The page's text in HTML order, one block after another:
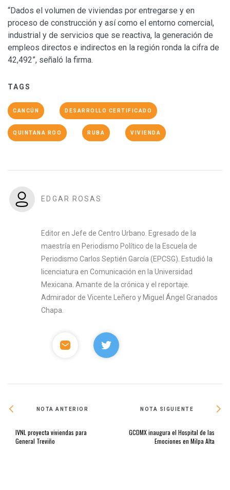
“Dados el volumen de viviendas por entregarse y en
proceso de construcción y así como el entorno comercial,
industrial y de servicios que se reactiva, la generación de
empleos directos e indirectos en la región ronda la cifra de
42,492”, señaló la firma.
TAGS
CANCÚN DESARROLLO CERTIFICADO
QUINTANA ROO RUBA VIVIENDA
EDGAR ROSAS
Editor en Jefe de Centro Urbano. Egresado de la
maestría en Periodismo Político de la Escuela de
Periodismo Carlos Septién García (EPCSG). Estudió la
licenciatura en Comunicación en la Universidad
Mexicana. Amante de la crónica y el reportaje.
Admirador de Vicente Leñero y Miguel Ángel Granados
Chapa.
NOTA ANTERIOR
IVNL proyecta viviendas para
General Treviño
NOTA SIGUIENTE
GCDMX inaugura el Hospital de las
Emociones en Milpa Alta